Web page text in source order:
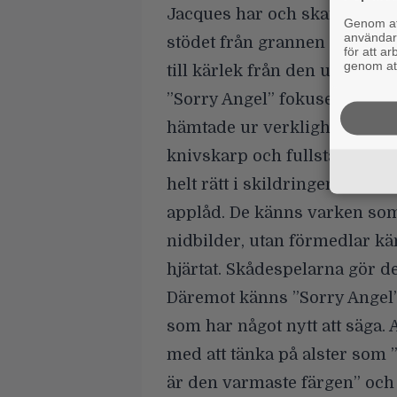
Jacques har och skaffar
stödet från grannen och
till kärlek från den unge
”Sorry Angel” fokuserar
hämtade ur verkligheten.
knivskarp och fullständigt
helt rätt i skildringen av de
applåd. De känns varken
nidbilder, utan förmedlar
hjärtat. Skådespelarna gör
Däremot känns ”Sorry
som har något nytt att säga.
med att tänka på alster som
är den varmaste färgen”
Genom
för att
genom